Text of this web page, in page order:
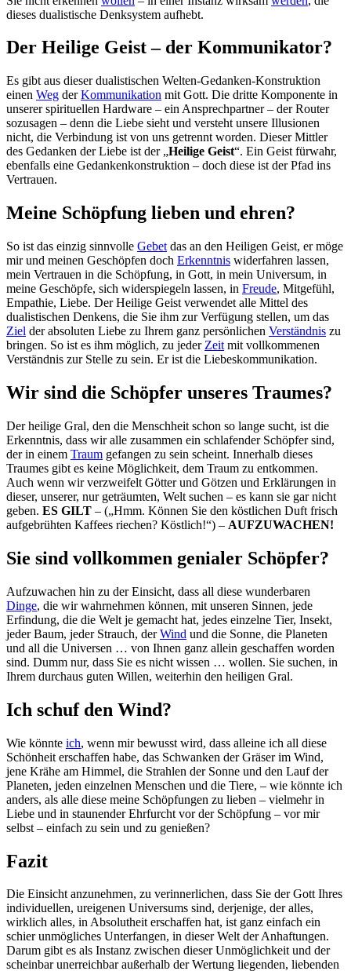
dieses dualistische Denksystem aufhebt.
Der Heilige Geist – der Kommunikator?
Es gibt aus dieser dualistischen Welten-Gedanken-Konstruktion
einen Weg derKommunikation mit Gott. Die dritte Komponente in
unserer spirituellen Hardware – ein Ansprechpartner – der Router
sozusagen – denn die Liebe sieht und versteht unsere Illusionen
nicht, die Verbindung ist von uns getrennt worden. Dieser Mittler
des Gedanken der Liebe ist der „Heilige Geist“. Ein Geist fürwahr,
ebenfalls eine Gedankenkonstruktion – doch diese ist der Pfad ins
Vertrauen.
Meine Schöpfung lieben und ehren?
So ist das einzig sinnvolle Gebet das an den Heiligen Geist, er möge
mir und meinen Geschöpfen doch Erkenntnis widerfahren lassen,
mein Vertrauen in die Schöpfung, in Gott, in mein Universum, in
meine Geschöpfe, sich widerspiegeln lassen, in Freude, Mitgefühl,
Empathie, Liebe. Der Heilige Geist verwendet alle Mittel des
dualistischen Denkens, die Sie ihm zur Verfügung stellen, um das
Ziel der absoluten Liebe zu Ihrem ganz persönlichen Verständnis zu
bringen. So ist es ihm möglich, zu jeder Zeit mit vollkommenen
Verständnis zur Stelle zu sein. Er ist die Liebeskommunikation.
Wir sind die Schöpfer unseres Traumes?
Der heilige Gral, den die Menschheit schon so lange sucht, ist die
Erkenntnis, dass wir alle zusammen ein schlafender Schöpfer sind,
der in einem Traum gefangen zu sein scheint. Innerhalb dieses
Traumes gibt es keine Möglichkeit, dem Traum zu entkommen.
Auch wenn wir verzweifelt Götter und Götzen und Erklärungen in
dieser, unserer, nur geträumten, Welt suchen – es kann sie gar nicht
geben. ES GILT – („Hmm. Können Sie den köstlichen Duft frisch
aufgebrühten Kaffees riechen? Köstlich!“) – AUFZUWACHEN!
Sie sind vollkommen genialer Schöpfer?
Aufzuwachen hin zu der Einsicht, dass all diese wunderbaren
Dinge, die wir wahrnehmen können, mit unseren Sinnen, jede
Erfindung, die die Welt je gemacht hat, jedes einzelne Tier, Insekt,
jeder Baum, jeder Strauch, derWind und die Sonne, die Planeten
und all die Universen … von Ihnen ganz allein geschaffen worden
sind. Dumm nur, dass Sie es nicht wissen … wollen. Sie suchen, in
Ihrem durchaus guten Willen, weiterhin den heiligen Gral.
Ich schuf den Wind?
Wie könnte ich, wenn mir bewusst wird, dass alleine ich all diese
Schönheit erschaffen habe, das Schwanken der Gräser im Wind,
jene Krähe am Himmel, die Strahlen der Sonne und den Lauf der
Planeten, jeden einzelnen Menschen und die Tiere, – wie könnte ich
anders, als alle diese meine Schöpfungen zu lieben – vielmehr in
Liebe und in staunender Ehrfurcht vor der Schöpfung – vor mir
selbst – einfach zu sein und zu genießen?
Fazit
Die Einsicht anzunehmen, zu verinnerlichen, dass Sie der Gott Ihres
individuellen, ureigenen Universums sind, derjenige, der alles,
wirklich alles, in Absolutheit erschaffen hat, ist ganz einfach ein
schier unmögliches Unterfangen, in dieser Welt der Anhaftungen.
Darum gibt es als Instanz zwischen dieser Unmöglichkeit und der
scheinbar unerreichbar außerhalb der Wertung liegenden, liebenden